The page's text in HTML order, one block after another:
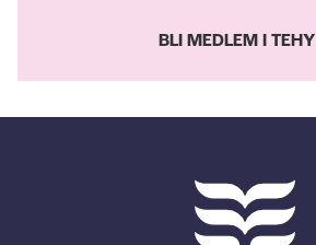
BLI MEDLEM I TEHY